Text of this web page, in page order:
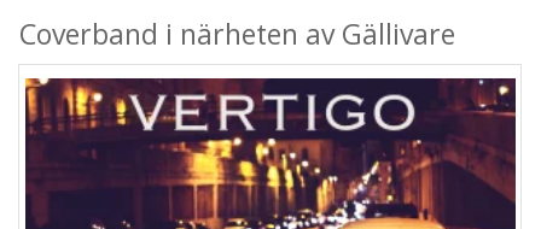
Coverband i närheten av Gällivare